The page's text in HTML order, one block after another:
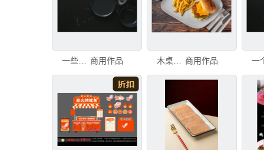
商用作品 木桌上放着鸡肉汉堡、薯条和番茄酱 商用作品